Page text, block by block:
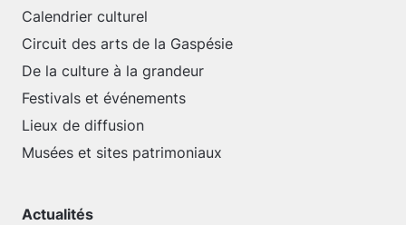
Calendrier culturel
Circuit des arts de la Gaspésie
De la culture à la grandeur
Festivals et événements
Lieux de diffusion
Musées et sites patrimoniaux
Actualités